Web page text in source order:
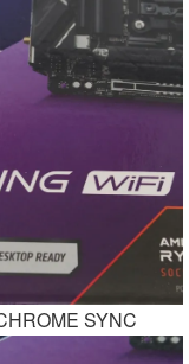
SYNC